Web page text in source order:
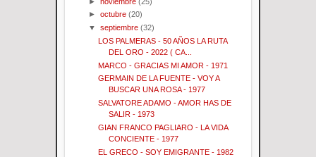
►octubre (20)
▼septiembre (32)
LOS PALMERAS - 50 AÑOS LA RUTA
DEL ORO - 2022 ( CA...
MARCO - GRACIAS MI AMOR - 1971
GERMAIN DE LA FUENTE - VOY A
BUSCAR UNA ROSA - 1977
SALVATORE ADAMO - AMOR HAS DE
SALIR - 1973
GIAN FRANCO PAGLIARO - LA VIDA
CONCIENTE - 1977
EL GRECO - SOY EMIGRANTE - 1982